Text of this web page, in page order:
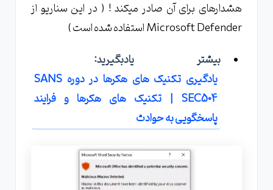
هشدارهای برای آن صادر میکند ! ( در این سناریو از
Microsoft Defender استفاده شده است )
بیشتر یادبگیرید:
یادگیری تکنیک های هکرها در دوره SANS
SEC504 | تکنیک های هکرها و فرایند
پاسخگویی به حوادث